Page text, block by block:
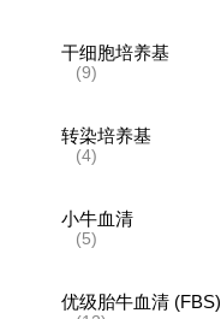
干细胞培养基
(9)
转染培养基
(4)
小牛血清
(5)
优级胎牛血清 (FBS)